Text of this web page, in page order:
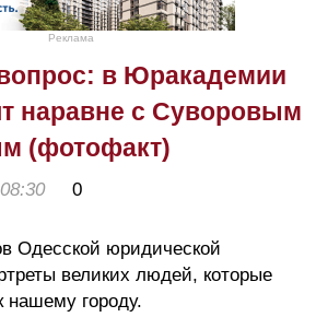
Реклама
в Юракадемии
наравне с Суворовым
(фотофакт)
0
Одесской юридической
великих людей, которые
городу.